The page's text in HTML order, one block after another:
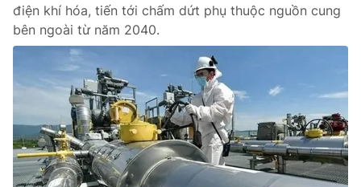
điện khí hóa, tiến tới chấm dứt phụ thuộc nguồn cung
bên ngoài từ năm 2040.